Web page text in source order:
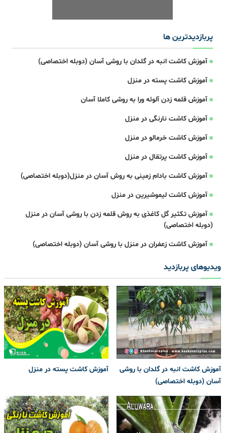
پربازدیدترین ها
آموزش کاشت انبه در گلدان با روشی آسان (دوبله اختصاصی)
آموزش کاشت پسته در منزل
آموزش قلمه زدن آلوئه ورا به روشی کاملا آسان
آموزش کاشت نارنگی در منزل
آموزش کاشت خرمالو در منزل
آموزش کاشت پرتقال در منزل
آموزش کاشت بادام زمینی به روش آسان در منزل(دوبله اختصاصی)
آموزش کاشت لیموشیرین در منزل
آموزش تکثیر گل کاغذی به روش قلمه زدن با روشی آسان در منزل
(دوبله اختصاصی)
آموزش کاشت زعفران در منزل با روشی آسان (دوبله اختصاصی)
ویدیوهای پربازدید
آموزش کاشت انبه در گلدان با روشی
آسان (دوبله اختصاصی)
آموزش کاشت پسته در منزل